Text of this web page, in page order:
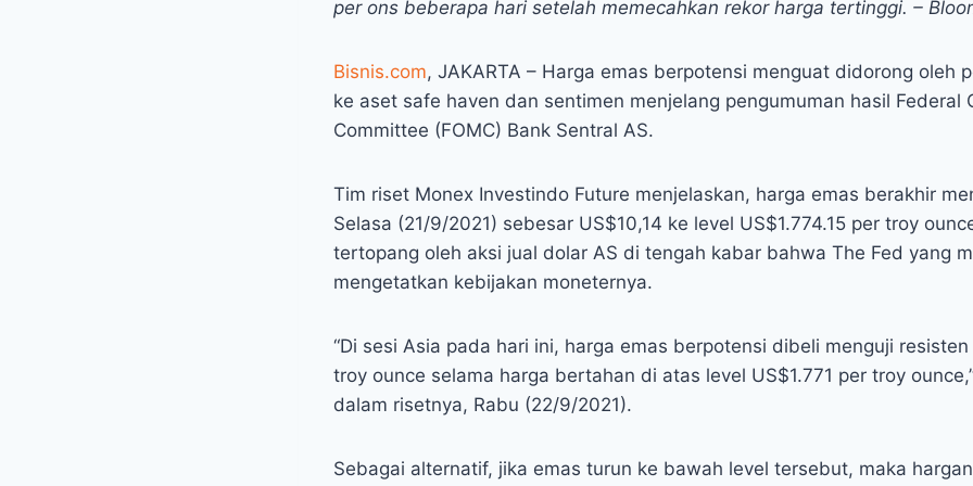
per ons beberapa hari setelah memecahkan rekor harga tertinggi. –
Bisnis.com, JAKARTA – Harga emas berpotensi menguat didorong oleh
ke aset safe haven dan sentimen menjelang pengumuman hasil Federal
Committee (FOMC) Bank Sentral AS.
Tim riset Monex Investindo Future menjelaskan, harga emas berakhir
Selasa (21/9/2021) sebesar US$10,14 ke level US$1.774.15 per troy
tertopang oleh aksi jual dolar AS di tengah kabar bahwa The Fed yang
mengetatkan kebijakan moneternya.
“Di sesi Asia pada hari ini, harga emas berpotensi dibeli menguji resisten
troy ounce selama harga bertahan di atas level US$1.771 per troy
dalam risetnya, Rabu (22/9/2021).
Sebagai alternatif, jika emas turun ke bawah level tersebut, maka